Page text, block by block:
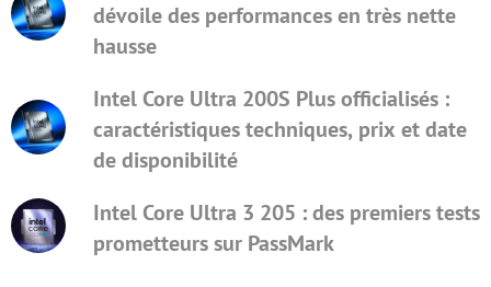
dévoile des performances en très nette
hausse
Intel Core Ultra 200S Plus officialisés :
caractéristiques techniques, prix et date
de disponibilité
Intel Core Ultra 3 205 : des premiers tests
prometteurs sur PassMark